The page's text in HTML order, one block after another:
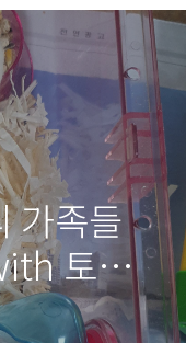
가족들
토미